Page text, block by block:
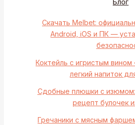
Скачать Melbet:
Android, iOS и ПК —
Коктейль с игристым вином
легкий напиток
Сдобные плюшки с
рецепт булочек
Гречаники с мясным